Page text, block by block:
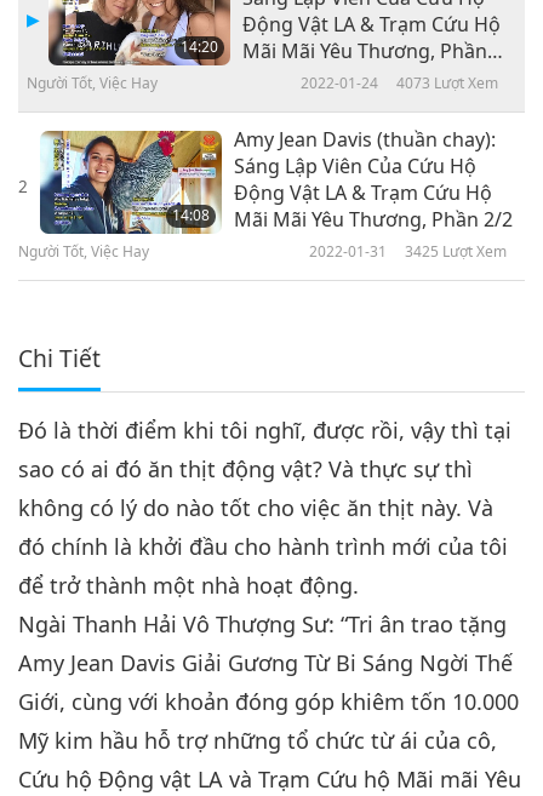
14:20
Động Vật LA & Trạm Cứu Hộ
Mãi Mãi Yêu Thương, Phần
Người Tốt, Việc Hay 2022-01-24 4073 Lượt Xem
2
14:08
Amy Jean Davis (thuần chay):
Sáng Lập Viên Của Cứu Hộ
Động Vật LA & Trạm Cứu Hộ
Mãi Mãi Yêu Thương, Phần 2/2
Người Tốt, Việc Hay 2022-01-31 3425 Lượt Xem
Chi Tiết
Đó là thời điểm khi tôi nghĩ, được rồi, vậy thì tại
sao có ai đó ăn thịt động vật? Và thực sự thì
không có lý do nào tốt cho việc ăn thịt này. Và
đó chính là khởi đầu cho hành trình mới của tôi
để trở thành một nhà hoạt động.
Ngài Thanh Hải Vô Thượng Sư: “Tri ân trao tặng
Amy Jean Davis Giải Gương Từ Bi Sáng Ngời Thế
Giới, cùng với khoản đóng góp khiêm tốn 10.000
Mỹ kim hầu hỗ trợ những tổ chức từ ái của cô,
Cứu hộ Động vật LA và Trạm Cứu hộ Mãi mãi Yêu